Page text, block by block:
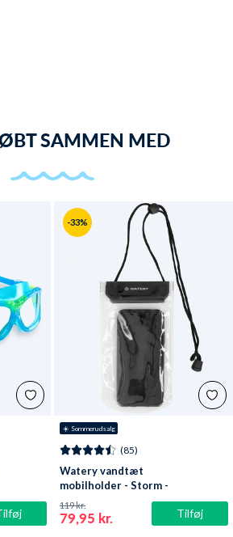
SAMMEN MED
-33%
☀️ Sommerudsalg
Tilføj
(85)
Watery vandtæt
mobilholder - Storm -
Sort
79,95 kr.
119 kr.